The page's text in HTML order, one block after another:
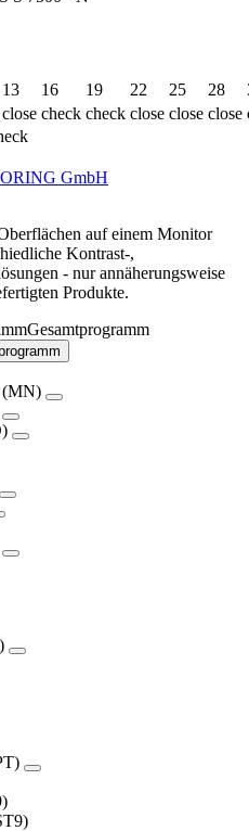
13 16 19 22 25 28
close check check close close close
GmbH
auf einem Monitor
Kontrast-,
- nur annäherungsweise
Produkte.
Gesamtprogramm
(MN)